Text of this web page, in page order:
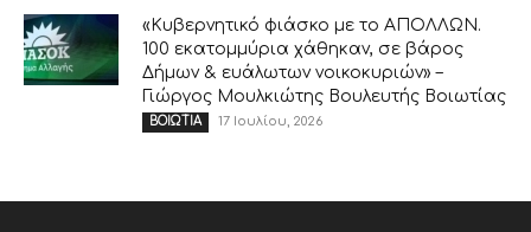
«Κυβερνητικό φιάσκο με το ΑΠΟΛΛΩΝ.
100 εκατομμύρια χάθηκαν, σε βάρος
Δήμων & ευάλωτων νοικοκυριών» –
Γιώργος Μουλκιώτης Βουλευτής Βοιωτίας
ΒΟΙΩΤΙΑ 17 Ιουλίου, 2026